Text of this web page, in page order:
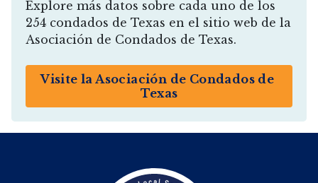
Explore más datos sobre cada uno de los
254 condados de Texas en el sitio web de la
Asociación de Condados de Texas.
Visite la Asociación de Condados de
Texas